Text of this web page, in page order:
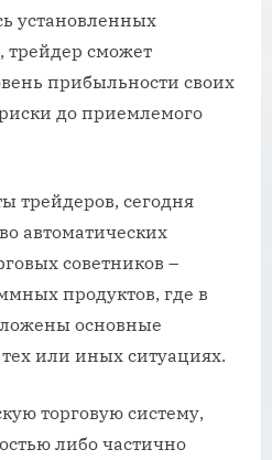
установленных
трейдер сможет
прибыльности своих
до приемлемого
трейдеров, сегодня
автоматических
советников –
продуктов, где в
основные
или иных ситуациях.
торговую систему,
либо частично